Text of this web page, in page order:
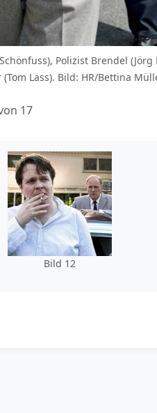
Polizist Brendel
Lass). Bild: HR/Bettina
17
Bild 12